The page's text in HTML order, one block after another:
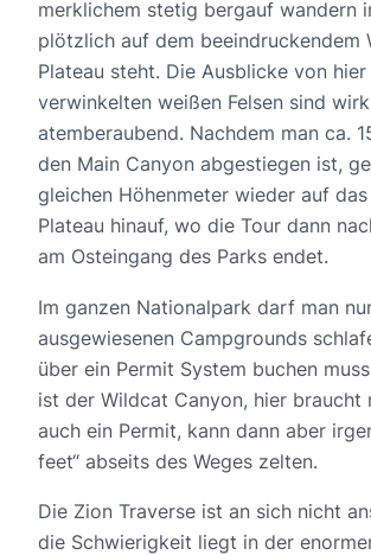
merklichem stetig bergauf wandern
plötzlich auf dem beeindruckendem
Plateau steht. Die Ausblicke von
verwinkelten weißen Felsen sind
atemberaubend. Nachdem man ca.
den Main Canyon abgestiegen ist,
gleichen Höhenmeter wieder auf das
Plateau hinauf, wo die Tour dann
am Osteingang des Parks endet.
Im ganzen Nationalpark darf man
ausgewiesenen Campgrounds
über ein Permit System buchen
ist der Wildcat Canyon, hier braucht
auch ein Permit, kann dann aber
feet“ abseits des Weges zelten.
Die Zion Traverse ist an sich nicht
die Schwierigkeit liegt in der